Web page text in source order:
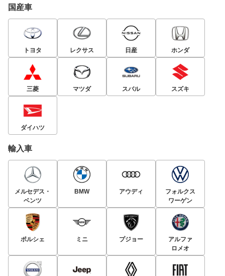
国産車
トヨタ レクサス 日産 ホンダ
三菱 マツダ スバル スズキ
ダイハツ
輸入車
メルセデス・
ベンツ
BMW アウディ
フォルクス
ワーゲン
ポルシェ ミニ プジョー
アルファ
ロメオ